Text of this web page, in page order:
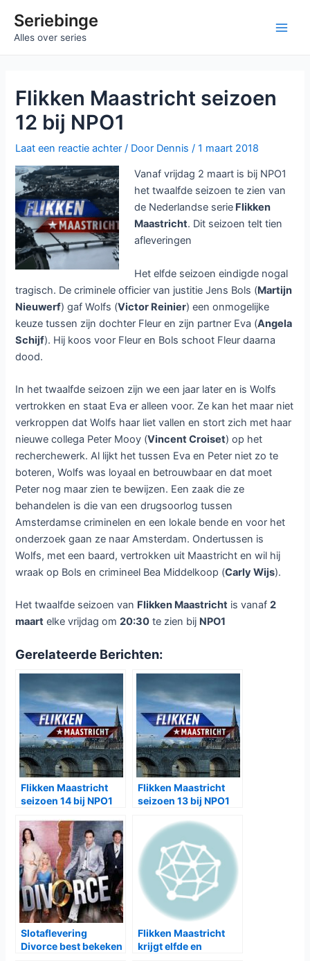
naarSeriebinge
Alles over series
Flikken Maastricht seizoen
12 bij NPO1
Laat een reactie achter / Door Dennis/1 maart 2018
Vanaf vrijdag 2 maart is bij NPO1
het twaalfde seizoen te zien van
de Nederlandse serie Flikken
Maastricht. Dit seizoen telt tien
afleveringen
Het elfde seizoen eindigde nogal
tragisch. De criminele officier van justitie Jens Bols (Martijn
Nieuwerf) gaf Wolfs (Victor Reinier) een onmogelijke
keuze tussen zijn dochter Fleur en zijn partner Eva (Angela
Schijf). Hij koos voor Fleur en Bols schoot Fleur daarna
dood.
In het twaalfde seizoen zijn we een jaar later en is Wolfs
vertrokken en staat Eva er alleen voor. Ze kan het maar niet
verkroppen dat Wolfs haar liet vallen en stort zich met haar
nieuwe collega Peter Mooy (Vincent Croiset) op het
recherchewerk. Al lijkt het tussen Eva en Peter niet zo te
boteren, Wolfs was loyaal en betrouwbaar en dat moet
Peter nog maar zien te bewijzen. Een zaak die ze
behandelen is die van een drugsoorlog tussen
Amsterdamse criminelen en een lokale bende en voor het
onderzoek gaan ze naar Amsterdam. Ondertussen is
Wolfs, met een baard, vertrokken uit Maastricht en wil hij
wraak op Bols en crimineel Bea Middelkoop (Carly Wijs).
Het twaalfde seizoen van Flikken Maastricht is vanaf2
maart elke vrijdag om20:30 te zien bij NPO1
Gerelateerde Berichten:
Flikken Maastricht
seizoen 14 bij NPO1
Flikken Maastricht
seizoen 13 bij NPO1
Slotaflevering
Divorce best bekeken
Flikken Maastricht
krijgt elfde en